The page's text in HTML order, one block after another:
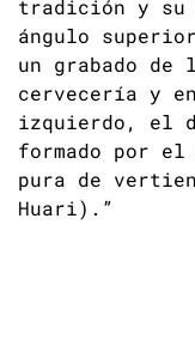
tradición y su
ángulo
un grabado de
cervecería y
izquierdo, el
formado por
pura de
Huari).”